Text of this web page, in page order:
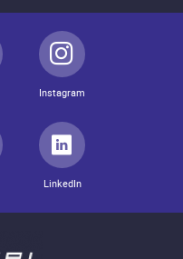
Instagram
LinkedIn